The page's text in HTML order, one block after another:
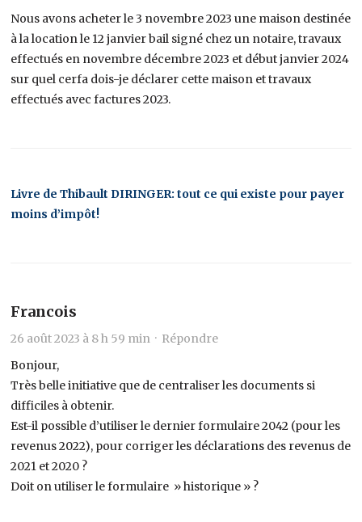
Nous avons acheter le 3 novembre 2023 une maison destinée
à la location le 12 janvier bail signé chez un notaire, travaux
effectués en novembre décembre 2023 et début janvier 2024
sur quel cerfa dois-je déclarer cette maison et travaux
effectués avec factures 2023.
Livre de Thibault DIRINGER: tout ce qui existe pour payer
moins d’impôt!
Francois
26 août 2023 à 8 h 59 min · Répondre
Bonjour,
Très belle initiative que de centraliser les documents si
difficiles à obtenir.
Est-il possible d’utiliser le dernier formulaire 2042 (pour les
revenus 2022), pour corriger les déclarations des revenus de
2021 et 2020 ?
Doit on utiliser le formulaire » historique » ?